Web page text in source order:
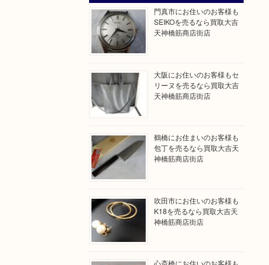
門真市にお住いのお客様も
SEIKOを売るなら買取大吉
天神橋筋商店街店
大阪にお住いのお客様もセ
リーヌを売るなら買取大吉
天神橋筋商店街店
鶴橋にお住まいのお客様も
包丁を売るなら買取大吉天
神橋筋商店街店
吹田市にお住いのお客様も
K18を売るなら買取大吉天
神橋筋商店街店